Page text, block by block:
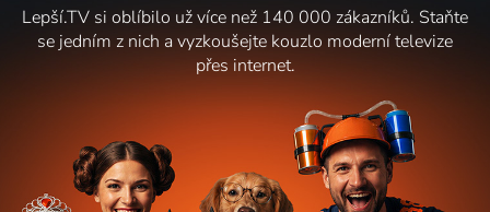
Lepší.TV si oblíbilo už více než 140 000 zákazníků. Staňte
se jedním z nich a vyzkoušejte kouzlo moderní televize
přes internet.